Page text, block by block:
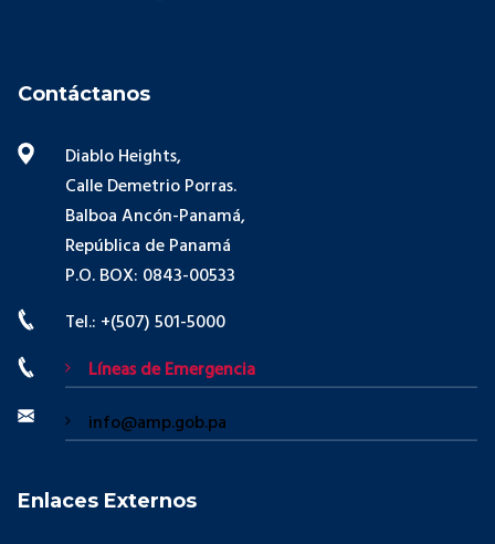
Contáctanos
Diablo Heights,
Calle Demetrio Porras.
Balboa Ancón-Panamá,
República de Panamá
P.O. BOX: 0843-00533
Tel.: +(507) 501-5000
Líneas de Emergencia
info@amp.gob.pa
Enlaces Externos